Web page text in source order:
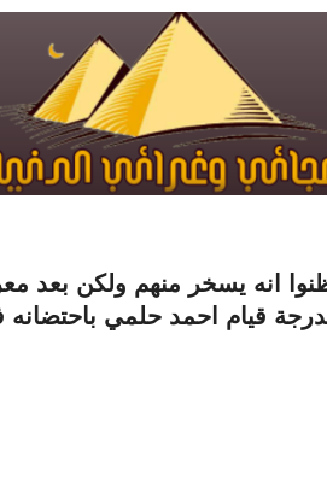
انه يسخر منهم ولكن بعد
قيام احمد حلمي